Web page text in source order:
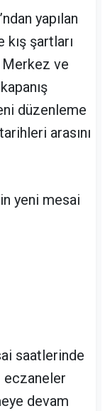
yapılan
kış şartları
Merkez ve
düzenleme
arasını
yeni mesai
saatlerinde
eczaneler
devam